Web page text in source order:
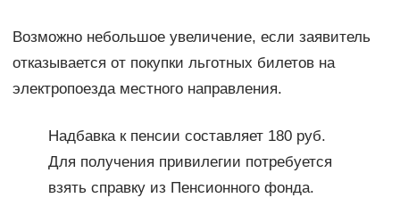
Возможно небольшое увеличение, если заявитель
отказывается от покупки льготных билетов на
электропоезда местного направления.
Надбавка к пенсии составляет 180 руб.
Для получения привилегии потребуется
взять справку из Пенсионного фонда.